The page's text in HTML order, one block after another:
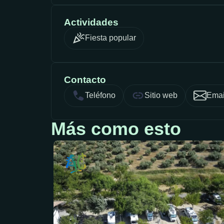
Actividades
Fiesta popular
Contacto
Teléfono Sitio web
Más como esto